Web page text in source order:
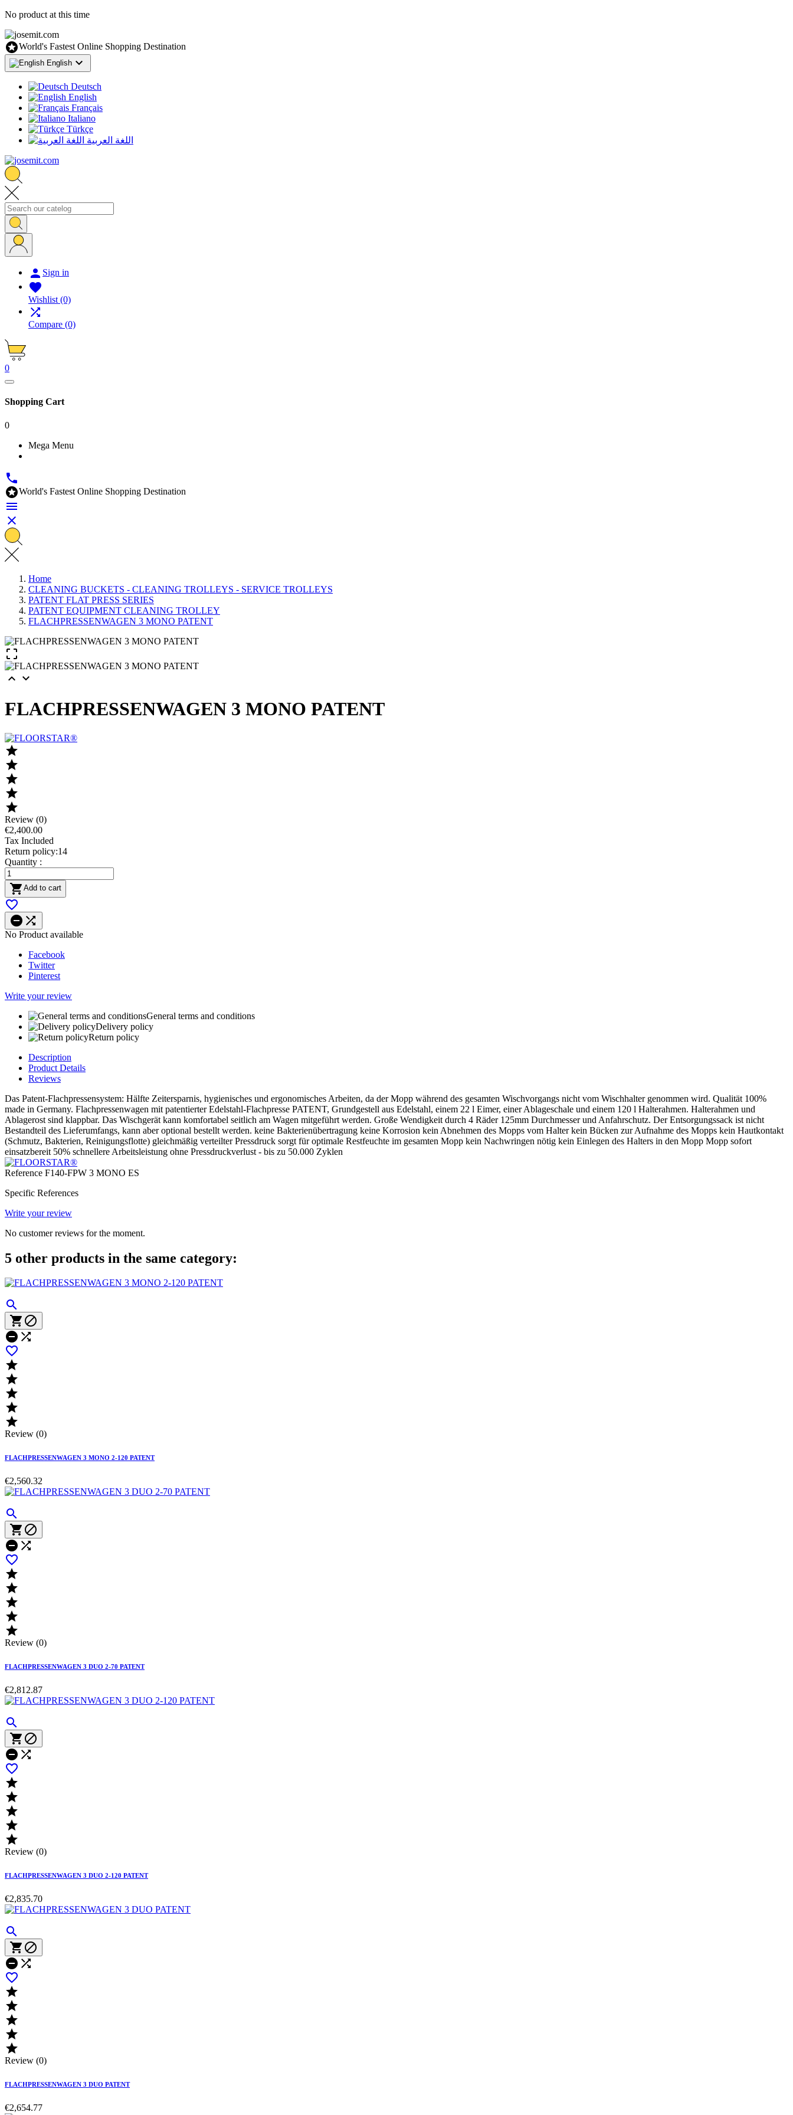
No product at this time
World's Fastest Online Shopping Destination
English 
Deutsch
English
Français
Italiano
Türkçe
اللغة العربية
 Sign in

Wishlist (0)

Compare (0)
0
Shopping Cart
0
Mega Menu

World's Fastest Online Shopping Destination


Home
CLEANING BUCKETS - CLEANING TROLLEYS - SERVICE TROLLEYS
PATENT FLAT PRESS SERIES
PATENT EQUIPMENT CLEANING TROLLEY
FLACHPRESSENWAGEN 3 MONO PATENT

 
FLACHPRESSENWAGEN 3 MONO PATENT





Review (0)
€2,400.00
Tax Included
Return policy:14
Quantity :
 Add to cart

 
No Product available
Facebook
Twitter
Pinterest
Write your review
General terms and conditions
Delivery policy
Return policy
Description
Product Details
Reviews
Das Patent-Flachpressensystem: Hälfte Zeitersparnis, hygienisches und ergonomisches Arbeiten, da der Mopp während des gesamten Wischvorgangs nicht vom Wischhalter genommen wird. Qualität 100%
made in Germany. Flachpressenwagen mit patentierter Edelstahl-Flachpresse PATENT, Grundgestell aus Edelstahl, einem 22 l Eimer, einer Ablageschale und einem 120 l Halterahmen. Halterahmen und
Ablagerost sind klappbar. Das Wischgerät kann komfortabel seitlich am Wagen mitgeführt werden. Große Wendigkeit durch 4 Räder 125mm Durchmesser und Anfahrschutz. Der Entsorgungssack ist nicht
Bestandteil des Lieferumfangs, kann aber optional bestellt werden. keine Bakterienübertragung keine Korrosion kein Abnehmen des Mopps vom Halter kein Bücken zur Aufnahme des Mopps kein Hautkontakt
(Schmutz, Bakterien, Reinigungsflotte) gleichmäßig verteilter Pressdruck sorgt für optimale Restfeuchte im gesamten Mopp kein Nachwringen nötig kein Einlegen des Halters in den Mopp Mopp sofort
einsatzbereit 50% schnellere Arbeitsleistung ohne Pressdruckverlust - bis zu 50.000 Zyklen
Reference F140-FPW 3 MONO ES
Specific References
Write your review
No customer reviews for the moment.
5 other products in the same category:

 
 






Review (0)
FLACHPRESSENWAGEN 3 MONO 2-120 PATENT
€2,560.32

 
 






Review (0)
FLACHPRESSENWAGEN 3 DUO 2-70 PATENT
€2,812.87

 
 






Review (0)
FLACHPRESSENWAGEN 3 DUO 2-120 PATENT
€2,835.70

 
 






Review (0)
FLACHPRESSENWAGEN 3 DUO PATENT
€2,654.77